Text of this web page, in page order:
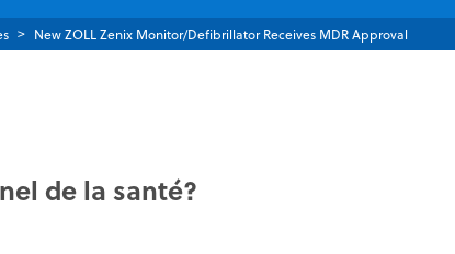
New ZOLL Zenix Monitor/Defibrillator Receives MDR Approval
de la santé?